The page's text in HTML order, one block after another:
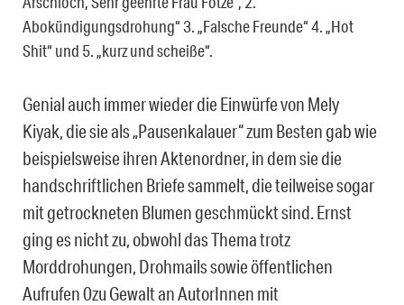
Abokündigungsdrohung“ 3. „Falsche Freunde“ 4. „Hot
Shit“ und 5. „kurz und scheiße“.
Genial auch immer wieder die Einwürfe von Mely
Kiyak, die sie als „Pausenkalauer“ zum Besten gab wie
beispielsweise ihren Aktenordner, in dem sie die
handschriftlichen Briefe sammelt, die teilweise sogar
mit getrockneten Blumen geschmückt sind. Ernst
ging es nicht zu, obwohl das Thema trotz
Morddrohungen, Drohmails sowie öffentlichen
Aufrufen 0zu Gewalt an AutorInnen mit